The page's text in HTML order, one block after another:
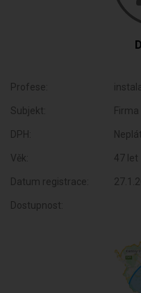
Profese:
Subjekt: Firma
DPH:
Věk: 47 let
Datum registrace:
Dostupnost: